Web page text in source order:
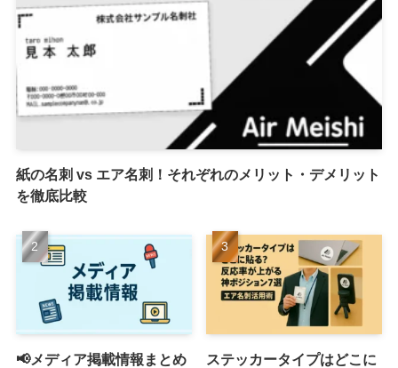
紙の名刺 vs エア名刺！それぞれのメリット・デメリット
を徹底比較
📢メディア掲載情報まとめ
ステッカータイプはどこに